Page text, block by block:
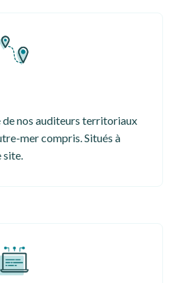
nos auditeurs territoriaux
mer compris. Situés à
site.